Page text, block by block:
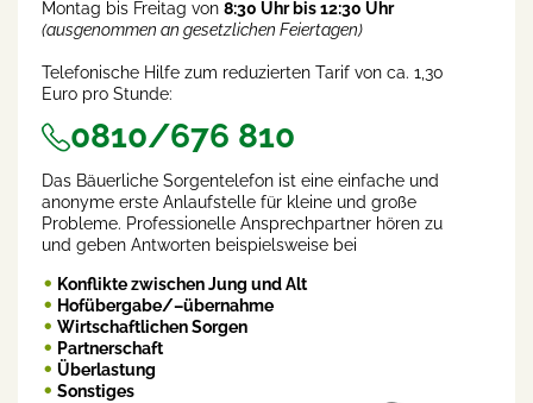
Montag bis Freitag von 8:30 Uhr bis 12:30 Uhr
(ausgenommen an gesetzlichen Feiertagen)
Telefonische Hilfe zum reduzierten Tarif von ca. 1,30
Euro pro Stunde:
0810/676 810
Das Bäuerliche Sorgentelefon ist eine einfache und
anonyme erste Anlaufstelle für kleine und große
Probleme. Professionelle Ansprechpartner hören zu
und geben Antworten beispielsweise bei
Konflikte zwischen Jung und Alt
Hofübergabe/–übernahme
Wirtschaftlichen Sorgen
Partnerschaft
Überlastung
Sonstiges